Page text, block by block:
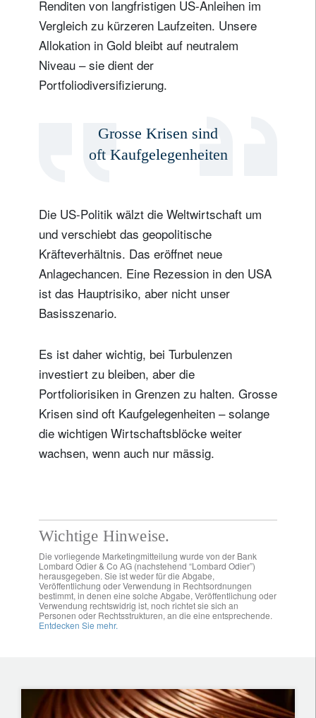
Renditen von langfristigen US-Anleihen im
Vergleich zu kürzeren Laufzeiten. Unsere
Allokation in Gold bleibt auf neutralem
Niveau – sie dient der
Portfoliodiversifizierung.
Grosse Krisen sind
oft Kaufgelegenheiten
Die US-Politik wälzt die Weltwirtschaft um
und verschiebt das geopolitische
Kräfteverhältnis. Das eröffnet neue
Anlagechancen. Eine Rezession in den USA
ist das Hauptrisiko, aber nicht unser
Basisszenario.
Es ist daher wichtig, bei Turbulenzen
investiert zu bleiben, aber die
Portfoliorisiken in Grenzen zu halten. Grosse
Krisen sind oft Kaufgelegenheiten – solange
die wichtigen Wirtschaftsblöcke weiter
wachsen, wenn auch nur mässig.
Wichtige Hinweise.
Die vorliegende Marketingmitteilung wurde von der Bank
Lombard Odier & Co AG (nachstehend “Lombard Odier”)
herausgegeben. Sie ist weder für die Abgabe,
Veröffentlichung oder Verwendung in Rechtsordnungen
bestimmt, in denen eine solche Abgabe, Veröffentlichung oder
Verwendung rechtswidrig ist, noch richtet sie sich an
Personen oder Rechtsstrukturen, an die eine entsprechende.
Entdecken Sie mehr.